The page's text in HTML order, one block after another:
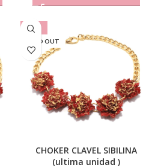
-30%
SOLD OUT
CHOKER CLAVEL SIBILINA
(ultima unidad )